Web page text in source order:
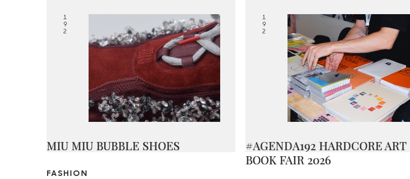
1
9
2
MIU MIU BUBBLE SHOES
FASHION
1
9
2
#AGENDA192 HARDCORE ART
BOOK FAIR 2026